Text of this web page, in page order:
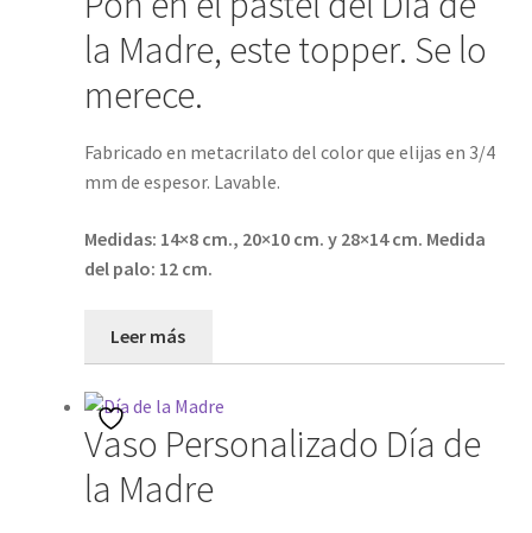
la Madre, este topper. Se lo
merece.
Fabricado en metacrilato del color que elijas en 3/4
mm de espesor. Lavable.
Medidas: 14×8 cm., 20×10 cm. y 28×14 cm. Medida
del palo: 12 cm.
Leer más
Vaso Personalizado Día de
la Madre